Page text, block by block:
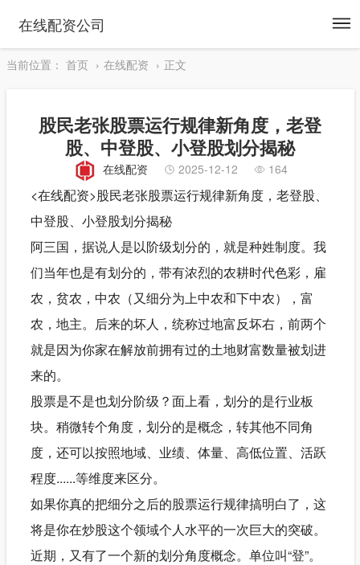
在线配资公司
当前位置： 首页 在线配资 正文
股民老张股票运行规律新角度，老登
股、中登股、小登股划分揭秘
在线配资 2025-12-12 164
<在线配资>股民老张股票运行规律新角度，老登股、
中登股、小登股划分揭秘
阿三国，据说人是以阶级划分的，就是种姓制度。我
们当年也是有划分的，带有浓烈的农耕时代色彩，雇
农，贫农，中农（又细分为上中农和下中农），富
农，地主。后来的坏人，统称过地富反坏右，前两个
就是因为你家在解放前拥有过的土地财富数量被划进
来的。
股票是不是也划分阶级？面上看，划分的是行业板
块。稍微转个角度，划分的是概念，转其他不同角
度，还可以按照地域、业绩、体量、高低位置、活跃
程度......等维度来区分。
如果你真的把细分之后的股票运行规律搞明白了，这
将是你在炒股这个领域个人水平的一次巨大的突破。
近期，又有了一个新的划分角度概念。单位叫“登”。